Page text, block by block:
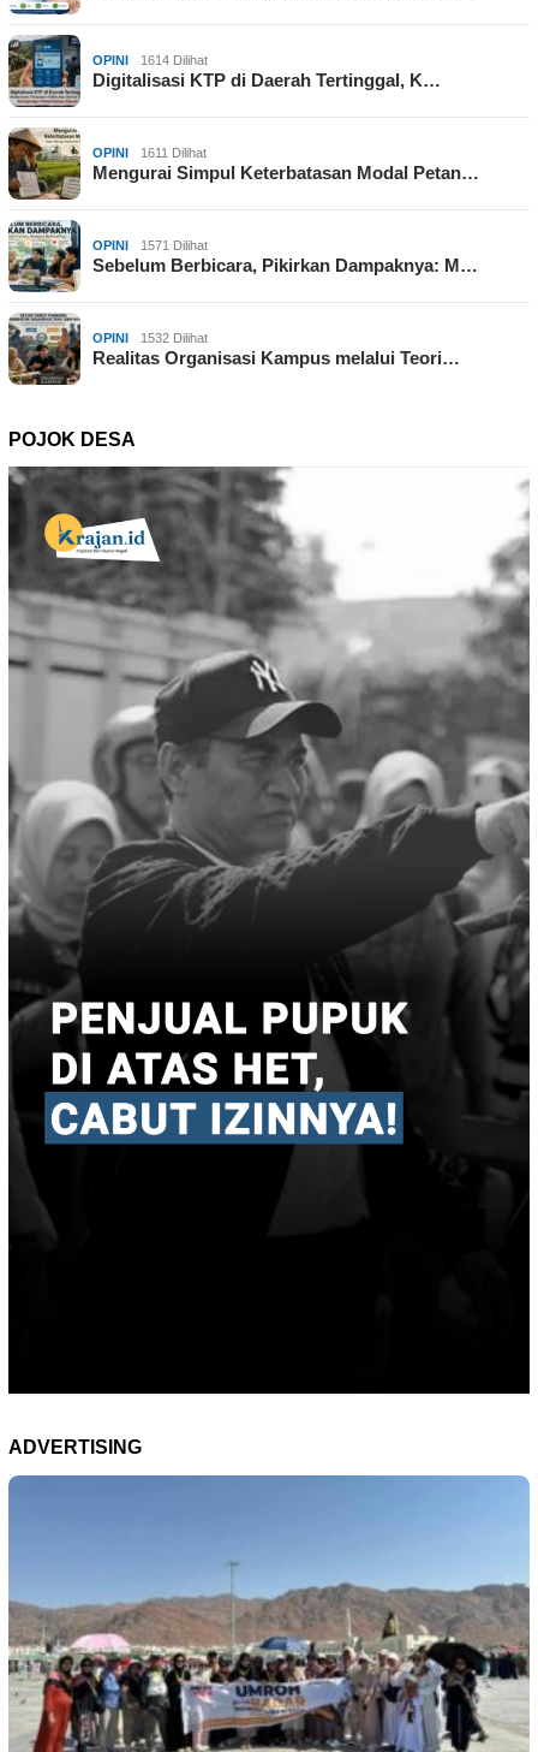
OPINI 1614 Dilihat
Digitalisasi KTP di Daerah Tertinggal, K…
OPINI 1611 Dilihat
Mengurai Simpul Keterbatasan Modal Petan…
OPINI 1571 Dilihat
Sebelum Berbicara, Pikirkan Dampaknya: M…
OPINI 1532 Dilihat
Realitas Organisasi Kampus melalui Teori…
POJOK DESA
ADVERTISING